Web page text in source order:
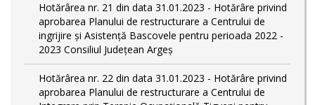
Hotărârea nr. 21 din data 31.01.2023 - Hotărâre privind
aprobarea Planului de restructurare a Centrului de
ingrijire şi Asistenţă Bascovele pentru perioada 2022 -
2023 Consiliul Judeţean Argeş
Hotărârea nr. 22 din data 31.01.2023 - Hotărâre privind
aprobarea Planului de restructurare a Centrului de